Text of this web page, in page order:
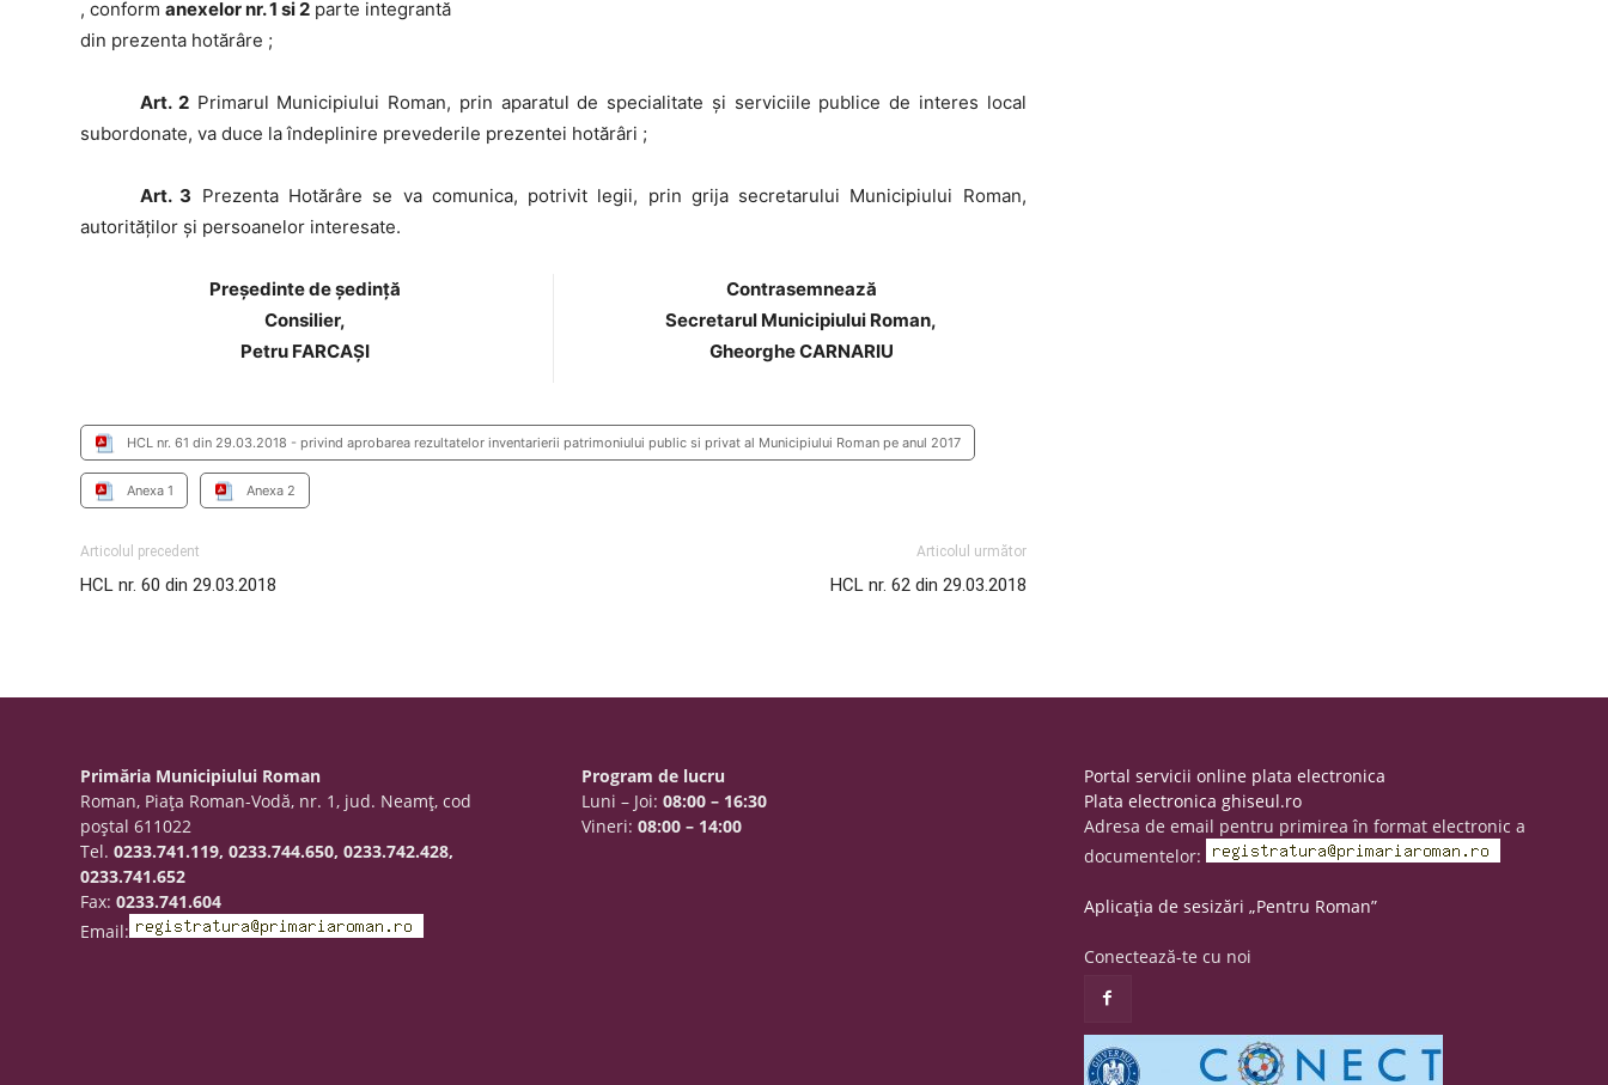
, conformanexelor nr. 1 si 2 parte integrantă
din prezenta hotărâre ;
Art. 2Primarul Municipiului Roman, prin aparatul de specialitate și serviciile publice de interes local
subordonate, va duce la îndeplinire prevederile prezentei hotărâri ;
Art. 3 Prezenta Hotărâre se va comunica, potrivit legii, prin grija secretarului Municipiului Roman,
autorităţilor şi persoanelor interesate.
Preşedinte de şedinţă
Consilier,
Petru FARCAȘI
Contrasemnează
Secretarul Municipiului Roman,
Gheorghe CARNARIU
HCL nr. 61 din 29.03.2018 - privind aprobarea rezultatelor inventarierii patrimoniului public si privat al Municipiului Roman pe anul 2017
Anexa 1 Anexa 2
Articolul precedent
HCL nr. 60 din 29.03.2018
Articolul următor
HCL nr. 62 din 29.03.2018
Primăria Municipiului Roman
Roman, Piaţa Roman-Vodă, nr. 1, jud. Neamţ, cod
poştal 611022
Tel.0233.741.119, 0233.744.650, 0233.742.428,
0233.741.652
Fax:0233.741.604
Email:
Program de lucru
Luni – Joi:08:00 – 16:30
Vineri:08:00 – 14:00
Portal servicii online plata electronica
Plata electronica ghiseul.ro
Adresa de email pentru primirea în format electronic a
documentelor:
Aplicația de sesizări „Pentru Roman”
Conectează-te cu noi